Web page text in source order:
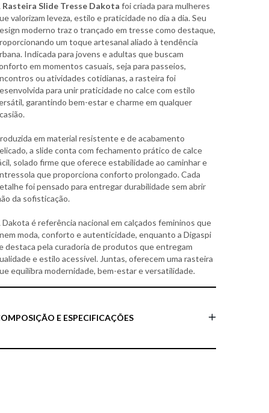
Rasteira Slide Tresse Dakota foi criada para mulheres
valorizam leveza, estilo e praticidade no dia a dia. Seu
moderno traz o trançado em tresse como destaque,
um toque artesanal aliado à tendência
Indicada para jovens e adultas que buscam
em momentos casuais, seja para passeios,
ou atividades cotidianas, a rasteira foi
para unir praticidade no calce com estilo
garantindo bem-estar e charme em qualquer
em material resistente e de acabamento
a slide conta com fechamento prático de calce
solado firme que oferece estabilidade ao caminhar e
que proporciona conforto prolongado. Cada
foi pensado para entregar durabilidade sem abrir
da sofisticação.
Dakota é referência nacional em calçados femininos que
moda, conforto e autenticidade, enquanto a Digaspi
destaca pela curadoria de produtos que entregam
e estilo acessível. Juntas, oferecem uma rasteira
equilibra modernidade, bem-estar e versatilidade.
E ESPECIFICAÇÕES